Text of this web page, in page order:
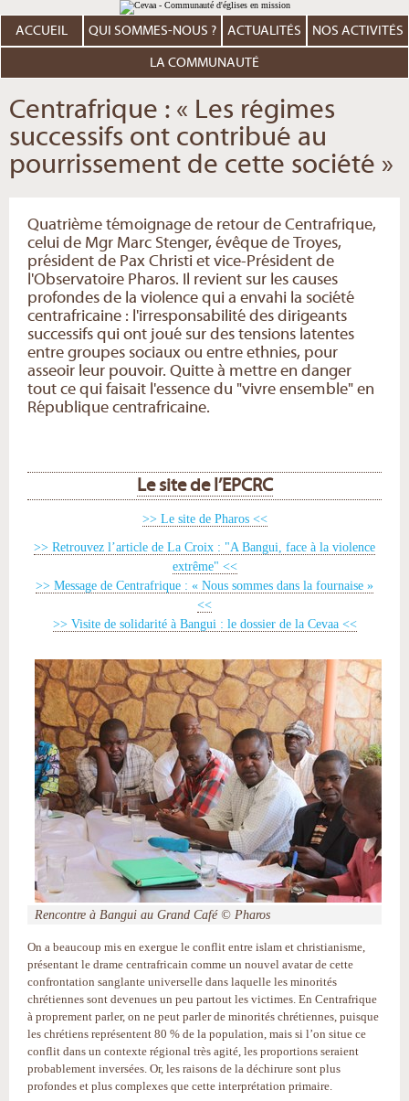
au
contenu.
Aller
personnels
ACCUEIL QUI SOMMES-NOUS ? ACTUALITÉS NOS ACTIVITÉS
LA COMMUNAUTÉ
Centrafrique : « Les régimes
successifs ont contribué au
pourrissement de cette société »
Quatrième témoignage de retour de Centrafrique,
celui de Mgr Marc Stenger, évêque de Troyes,
président de Pax Christi et vice-Président de
l'Observatoire Pharos. Il revient sur les causes
profondes de la violence qui a envahi la société
centrafricaine : l'irresponsabilité des dirigeants
successifs qui ont joué sur des tensions latentes
entre groupes sociaux ou entre ethnies, pour
asseoir leur pouvoir. Quitte à mettre en danger
tout ce qui faisait l'essence du "vivre ensemble" en
République centrafricaine.
Le site de l’EPCRC
>> Le site de Pharos <<
>> Retrouvez l’article de La Croix : "A Bangui, face à la violence
extrême" <<
>> Message de Centrafrique : « Nous sommes dans la fournaise »
<<
>> Visite de solidarité à Bangui : le dossier de la Cevaa <<
Rencontre à Bangui au Grand Café © Pharos
On a beaucoup mis en exergue le conflit entre islam et christianisme,
présentant le drame centrafricain comme un nouvel avatar de cette
confrontation sanglante universelle dans laquelle les minorités
chrétiennes sont devenues un peu partout les victimes. En Centrafrique
à proprement parler, on ne peut parler de minorités chrétiennes, puisque
les chrétiens représentent 80 % de la population, mais si l’on situe ce
conflit dans un contexte régional très agité, les proportions seraient
probablement inversées. Or, les raisons de la déchirure sont plus
profondes et plus complexes que cette interprétation primaire.